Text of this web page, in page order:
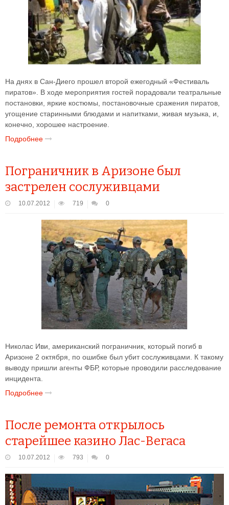
На днях в Сан-Диего прошел второй ежегодный «Фестиваль
пиратов». В ходе мероприятия гостей порадовали театральные
постановки, яркие костюмы, постановочные сражения пиратов,
угощение старинными блюдами и напитками, живая музыка, и,
конечно, хорошее настроение.
Подробнее
Пограничник в Аризоне был
застрелен сослуживцами
10.07.2012 719 0
Николас Иви, американский пограничник, который погиб в
Аризоне 2 октября, по ошибке был убит сослуживцами. К такому
выводу пришли агенты ФБР, которые проводили расследование
инцидента.
Подробнее
После ремонта открылось
старейшее казино Лас-Вегаса
10.07.2012 793 0